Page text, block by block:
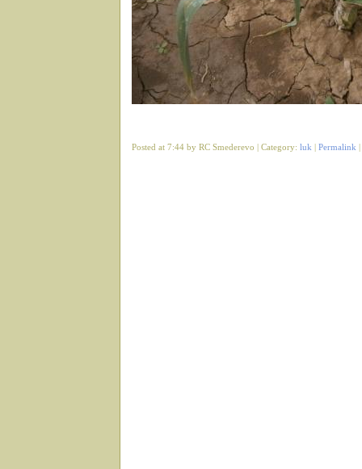
Posted at 7:44 by RC Smederevo | Category: luk Permalink